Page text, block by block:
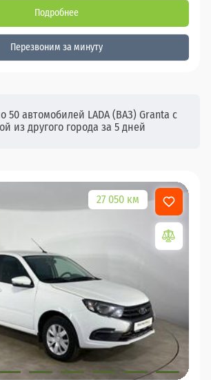
Подробнее
Перезвоним за минуту
50 автомобилей LADA (ВАЗ) Granta с
из другого города за 5 дней
27 050 км